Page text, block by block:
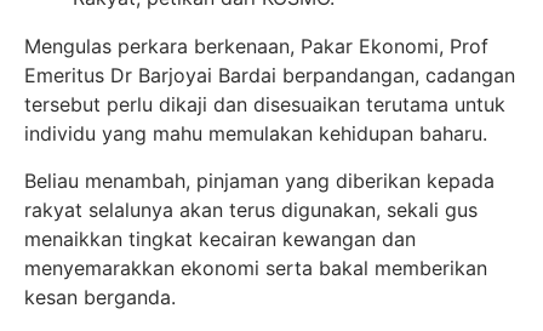
Mengulas perkara berkenaan, Pakar Ekonomi, Prof
Emeritus Dr Barjoyai Bardai berpandangan, cadangan
tersebut perlu dikaji dan disesuaikan terutama untuk
individu yang mahu memulakan kehidupan baharu.
Beliau menambah, pinjaman yang diberikan kepada
rakyat selalunya akan terus digunakan, sekali gus
menaikkan tingkat kecairan kewangan dan
menyemarakkan ekonomi serta bakal memberikan
kesan berganda.